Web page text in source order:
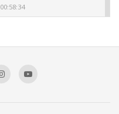
00:58:34